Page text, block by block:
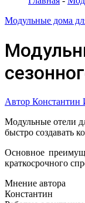
Модульные дома
Автор Константин
Модульные отели для кемпингов становятся все более популярным решением в сфере туристического бизнеса благодаря своей универсальности и эффективности. Эти конструкции позволяют
быстро создавать
Основное
краткосрочного
Мнение автора
Константин